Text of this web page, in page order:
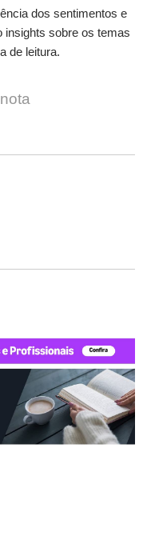
dos sentimentos e
insights sobre os temas
de leitura.